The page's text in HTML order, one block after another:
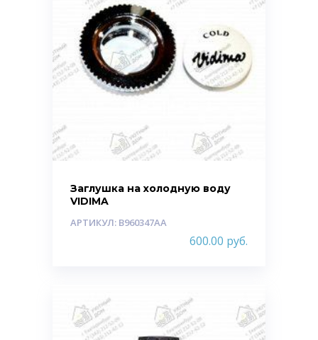
Заглушка на холодную воду
VIDIMA
АРТИКУЛ: B960347AA
600.00 руб.